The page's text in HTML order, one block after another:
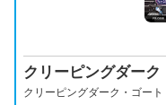
クリーピングダーク
クリーピングダーク・ゴート